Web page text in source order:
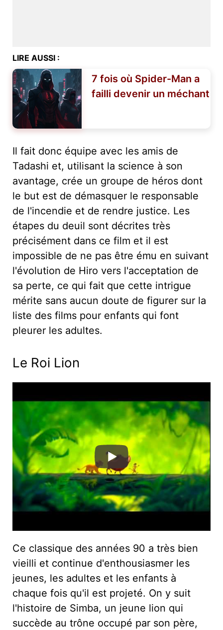
LIRE AUSSI :
7 fois où Spider-Man a
failli devenir un méchant
Il fait donc équipe avec les amis de
Tadashi et, utilisant la science à son
avantage, crée un groupe de héros dont
le but est de démasquer le responsable
de l'incendie et de rendre justice. Les
étapes du deuil sont décrites très
précisément dans ce film et il est
impossible de ne pas être ému en suivant
l'évolution de Hiro vers l'acceptation de
sa perte, ce qui fait que cette intrigue
mérite sans aucun doute de figurer sur la
liste des films pour enfants qui font
pleurer les adultes.
Le Roi Lion
Ce classique des années 90 a très bien
vieilli et continue d'enthousiasmer les
jeunes, les adultes et les enfants à
chaque fois qu'il est projeté. On y suit
l'histoire de Simba, un jeune lion qui
succède au trône occupé par son père,